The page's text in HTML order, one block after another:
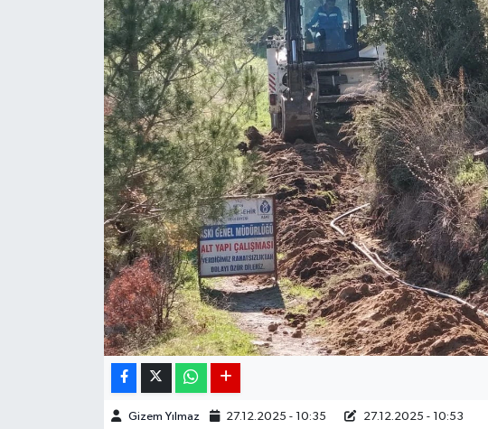
Gizem Yılmaz 27.12.2025 - 10:35 27.12.2025 - 10:53
EĞİTİM
EKOLOJİ VE ÇEVRE
BİLİM VE TEKNOLOJİ
GÜNDEM
HABERDE İNSAN